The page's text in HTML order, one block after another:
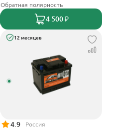
Обратная полярность
4 500 ₽
12 месяцев
4.9 Россия